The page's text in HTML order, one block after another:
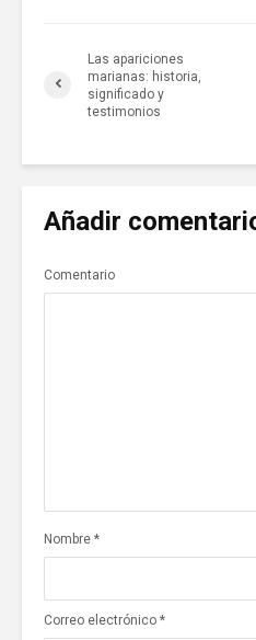
Las apariciones
marianas: historia,
significado y
testimonios
Añadir
Comentario
Nombre *
Correo electrónico *